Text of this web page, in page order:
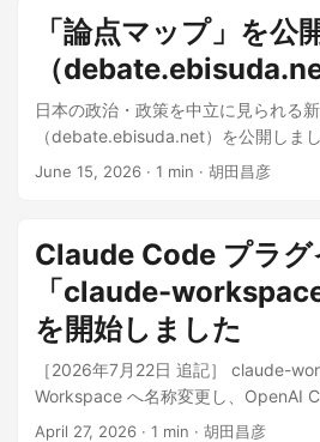
ページ・インストール手順）: 3カ月
て」の一言で再開する 💬 購入者限定
内します
証、Bicep、PowerShell AIツール —
ら仕事の設計・自動化・実務活用ま
— 視聴した教材をブラウザ内に記録
料動画 — 登録やログインなしで、そ
テーマの全体像をつかみ、順番に進
ください。 ぜひご覧ください 👉 Ebi
Study（study.ebisuda.net）
「論点マップ」を公
（
日本の政治・政策を中立に見られる
（debate.ebisuda.net）を公開しま
「どの政党が言っているか」で判断
対等に整理。各政党の立場も出典付
す。 騒動：いま話題のスキャンダル
実 / 報道された疑惑（未確認）/ 当
反応に分けて、出典付きで整理しま
を支持・批判せず、判断は読み手に
ンテンツは AI が Web 上の一次情報
開（AI が関与したものは各ページに
動で最新化し、つねに鮮度を保ちま
June 15, 2026 · 1 min · 胡田昌彦
Claude Code プラグ
「claude-
を開始しました
［2026年7月22日 追記］ claude-
Workspace へ名称変更し、OpenAI
Wiki を追加しました。最新の内容は
April 27, 2026 · 1 min · 胡田昌彦